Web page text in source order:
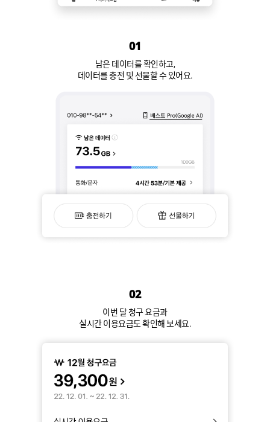
01
남은 데이터를 확인하고,
데이터를 충전 및 선물할 수 있어요.
02
이번 달 청구 요금과
실시간 이용요금도 확인해 보세요.